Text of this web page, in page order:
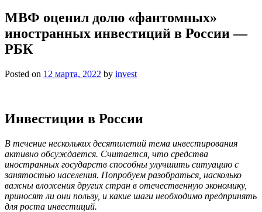
МВФ оценил долю «фантомных»
иностранных инвестиций в России —
РБК
Posted on 12 марта, 2022 by invest
Инвестиции в России
В течение нескольких десятилетий тема инвестирования
активно обсуждается. Считается, что средства
иностранных государств способны улучшить ситуацию с
занятостью населения. Попробуем разобраться, насколько
важны вложения других стран в отечественную экономику,
приносят ли они пользу, и какие шаги необходимо предпринять
для роста инвестиций.